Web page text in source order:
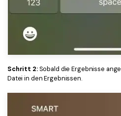
Schritt 2:Sobald die Ergebnisse
Datei in den Ergebnissen.